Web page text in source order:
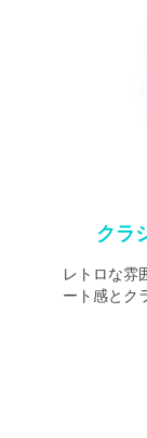
クラ
レトロな雰
ート感とク